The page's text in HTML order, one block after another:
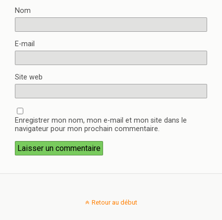
Nom
E-mail
Site web
Enregistrer mon nom, mon e-mail et mon site dans le
navigateur pour mon prochain commentaire.
Retour au début